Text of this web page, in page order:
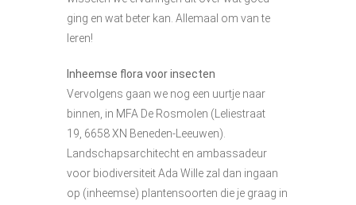
ging en wat beter kan. Allemaal om van te
leren!
Inheemse flora voor insecten
Vervolgens gaan we nog een uurtje naar
binnen, in MFA De Rosmolen (Leliestraat
19, 6658 XN Beneden-Leeuwen).
Landschapsarchitecht en ambassadeur
voor biodiversiteit Ada Wille zal dan ingaan
op (inheemse) plantensoorten die je graag in